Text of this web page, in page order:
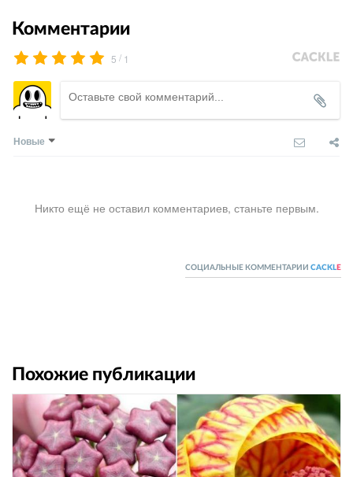
Комментарии
5 / 1
Новые
Никто ещё не оставил комментариев, станьте первым.
СОЦИАЛЬНЫЕ КОММЕНТАРИИ CACKL E
Похожие публикации